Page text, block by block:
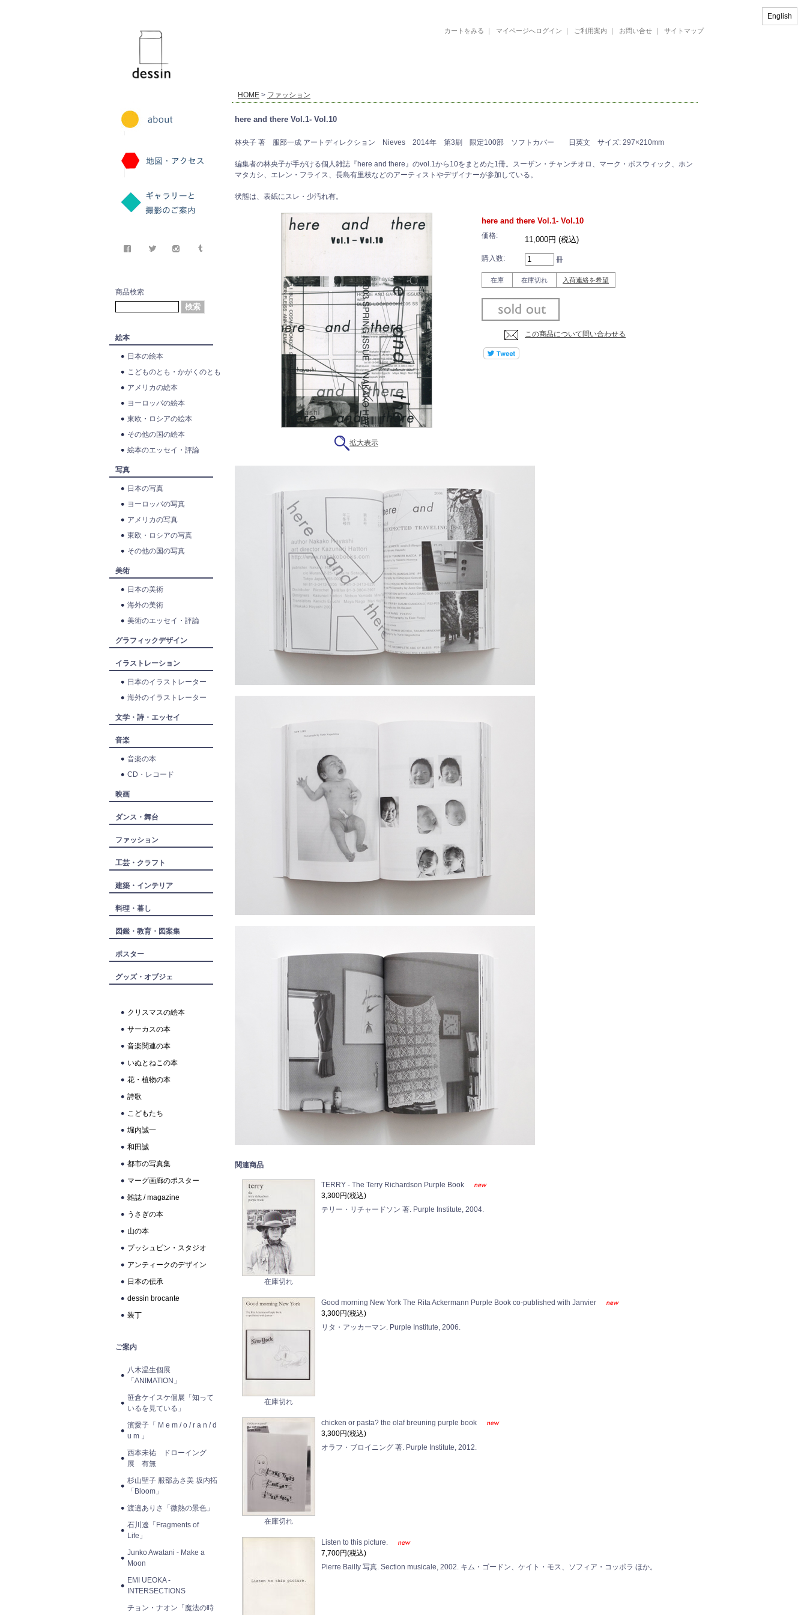
カートをみる ｜ マイページへログイン ｜ ご利用案内 ｜ お問い合せ ｜ サイトマップ
商品検索
絵本
日本の絵本
こどものとも・かがくのとも
アメリカの絵本
ヨーロッパの絵本
東欧・ロシアの絵本
その他の国の絵本
絵本のエッセイ・評論
写真
日本の写真
ヨーロッパの写真
アメリカの写真
東欧・ロシアの写真
その他の国の写真
美術
日本の美術
海外の美術
美術のエッセイ・評論
グラフィックデザイン
イラストレーション
日本のイラストレーター
海外のイラストレーター
文学・詩・エッセイ
音楽
音楽の本
CD・レコード
映画
ダンス・舞台
ファッション
工芸・クラフト
建築・インテリア
料理・暮し
図鑑・教育・図案集
ポスター
グッズ・オブジェ
クリスマスの絵本
サーカスの本
音楽関連の本
いぬとねこの本
花・植物の本
詩歌
こどもたち
堀内誠一
和田誠
都市の写真集
マーグ画廊のポスター
雑誌 / magazine
うさぎの本
山の本
プッシュピン・スタジオ
アンティークのデザイン
日本の伝承
dessin brocante
装丁
ご案内
八木温生個展
「ANIMATION」
笹倉ケイスケ個展「知って
いるを見ている」
濱愛子「 M e m / o / r a n / d
u m 」
西本未祐 ドローイング
展 有無
杉山聖子 服部あさ美 坂内拓
「Bloom」
渡邉ありさ「微熱の景色」
石川遼「Fragments of
Life」
Junko Awatani - Make a
Moon
EMI UEOKA -
INTERSECTIONS
チョン・ナオン「魔法の時
HOME > ファッション
here and there Vol.1- Vol.10
林央子 著 服部一成 アートディレクション Nieves 2014年 第3刷 限定100部 ソフトカバー 日英文 サイズ: 297×210mm
編集者の林央子が手がける個人雑誌『here and there』のvol.1から10をまとめた1冊。スーザン・チャンチオロ、マーク・ボスウィック、ホン
マタカシ、エレン・フライス、長島有里枝などのアーティストやデザイナーが参加している。
状態は、表紙にスレ・少汚れ有。
拡大表示
here and there Vol.1- Vol.10
価格: 11,000円 (税込)
購入数: 冊
在庫 在庫切れ 入荷連絡を希望
この商品について問い合わせる
関連商品
在庫切れ
TERRY - The Terry Richardson Purple Book
3,300円(税込)
テリー・リチャードソン 著. Purple Institute, 2004.
在庫切れ
Good morning New York The Rita Ackermann Purple Book co-published with Janvier
3,300円(税込)
リタ・アッカーマン. Purple Institute, 2006.
在庫切れ
chicken or pasta? the olaf breuning purple book
3,300円(税込)
オラフ・ブロイニング 著. Purple Institute, 2012.
Listen to this picture.
7,700円(税込)
Pierre Bailly 写真. Section musicale, 2002. キム・ゴードン、ケイト・モス、ソフィア・コッポラ ほか。
English